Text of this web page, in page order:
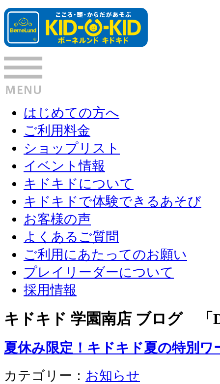
はじめての方へ
ご利用料金
ショップリスト
イベント情報
キドキドについて
キドキドで体験できるあそび
お客様の声
よくあるご質問
ご利用にあたってのお願い
プレイリーダーについて
採用情報
キドキド 学園南店 ブログ 「
夏休み限定！キドキド夏の特別ワ
カテゴリー： お知らせ